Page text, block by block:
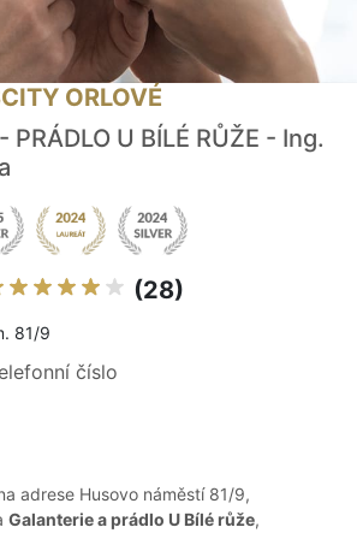
ORLOVÉ
PRÁDLO U BÍLÉ RŮŽE - Ing.
(28)
81/9
číslo
adrese Husovo náměstí 81/9,
Galanterie a prádlo U Bílé růže,